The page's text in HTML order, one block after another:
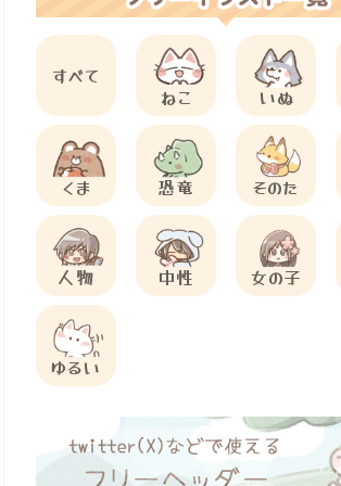
すべて
ねこ
いぬ
くま 恐竜 そのた
人物 中性 女の子
ゆるい